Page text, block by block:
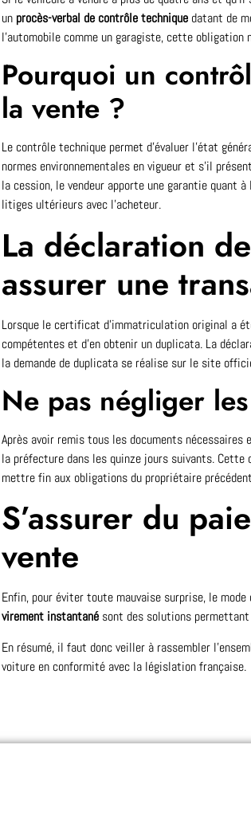
un procès-verbal de contrôle technique datant de
l’automobile comme un garagiste, cette obligation
Pourquoi un
la vente ?
Le contrôle technique permet d’évaluer l’état
normes environnementales en vigueur et s’il
la cession, le vendeur apporte une garantie quant
litiges ultérieurs avec l’acheteur.
La déclaration
assurer une
Lorsque le certificat d’immatriculation original a
compétentes et d’en obtenir un duplicata. La
la demande de duplicata se réalise sur le site
Ne pas négliger
Après avoir remis tous les documents
la préfecture dans les quinze jours suivants.
mettre fin aux obligations du propriétaire
S’assurer du
vente
Enfin, pour éviter toute mauvaise surprise, le
virement instantané sont des solutions
En résumé, il faut donc veiller à rassembler
voiture en conformité avec la législation française.